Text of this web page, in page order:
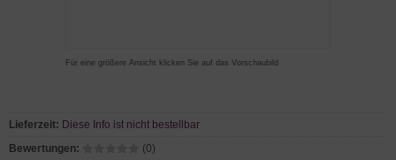
Für eine größere Ansicht klicken Sie auf das Vorschaubild
Lieferzeit: Diese Info ist nicht bestellbar
Bewertungen:
(0)